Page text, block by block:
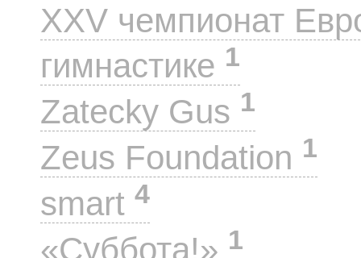
XXV чемпионат
гимнастике 1
Zatecky Gus 1
Zeus Foundation 1
smart 4
«Суббота!» 1